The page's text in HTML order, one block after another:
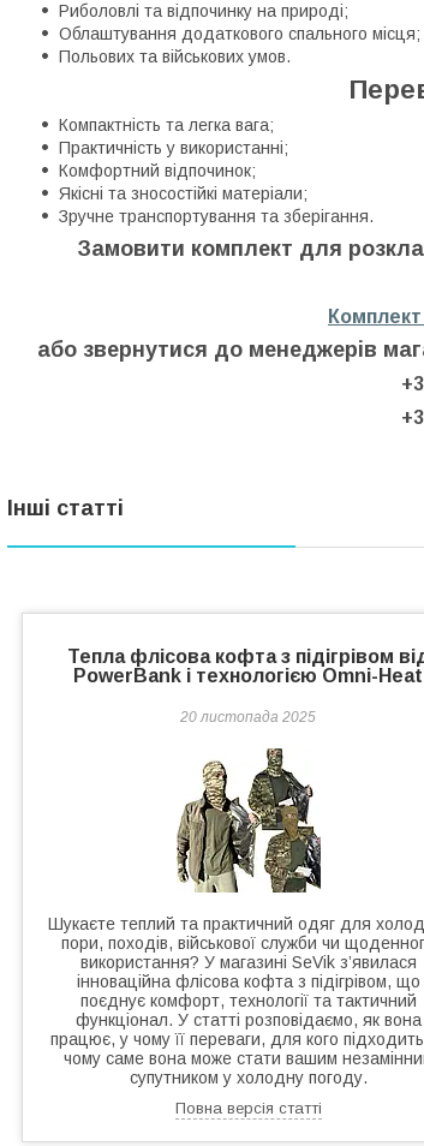
Риболовлі та відпочинку на природі;
Облаштування додаткового спального місця;
Польових та військових умов.
Компактність та легка вага;
Практичність у використанні;
Комфортний відпочинок;
Якісні та зносостійкі матеріали;
Зручне транспортування та зберігання.
Замовити комплект для
або звернутися до менеджерів
Інші статті
Тепла флісова кофта з підігрівом
PowerBank і технологією Omni-Heat
20 листопада 2025
Шукаєте теплий та практичний одяг для
пори, походів, військової служби чи
використання? У магазині SeVik з’явилася
інноваційна флісова кофта з підігрівом, що
поєднує комфорт, технології та тактичний
функціонал. У статті розповідаємо, як вона
працює, у чому її переваги, для кого
чому саме вона може стати вашим
супутником у холодну погоду.
Повна версія статті